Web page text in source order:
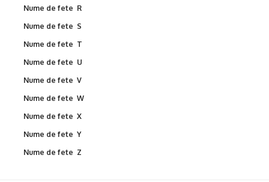
Nume de fete R
Nume de fete S
Nume de fete T
Nume de fete U
Nume de fete V
Nume de fete W
Nume de fete X
Nume de fete Y
Nume de fete Z